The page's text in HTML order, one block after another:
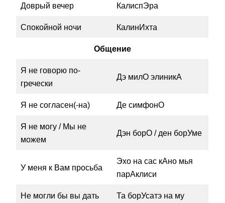
Доврый вечер КалиспЭра
Спокойной ночи КалинИхта
Общение
Я не говорю по-
гречески
Дэ милО элиникА
Я не согласен(-на) Де симфонО
Я не могу / Мы не
можем
Дэн борО / ден борУме
У меня к Вам просьба
Эхо на сас кАно мья
парАклиси
Не могли бы вы дать
Та борУсатэ на му